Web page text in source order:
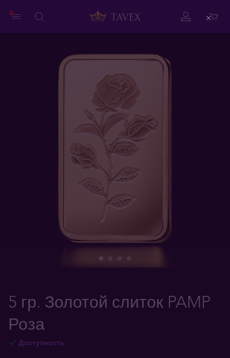
5 гр. Золотой слиток PAMP
Роза
Доступность
Close